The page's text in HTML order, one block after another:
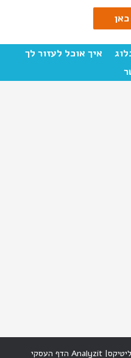
איך אוכל לעזור לך
| Analyzit הדף העסקי